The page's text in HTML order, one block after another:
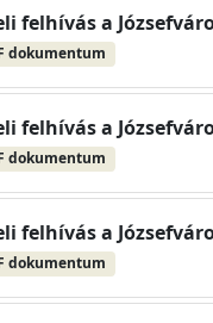
felhívás a
dokumentum
felhívás a
dokumentum
felhívás a
dokumentum